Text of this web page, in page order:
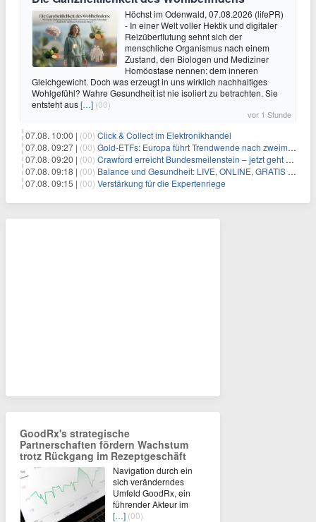
Höchst im Odenwald, 07.08.2026 (lifePR)
- In einer Welt voller Hektik und digitaler
Reizüberflutung sehnt sich der
menschliche Organismus nach einem
Zustand, den Biologen und Mediziner
Homöostase nennen: dem inneren
Gleichgewicht. Doch was erzeugt in uns wirklich nachhaltiges
Wohlgefühl? Wahre Gesundheit ist nie isoliert zu betrachten. Sie
entsteht aus[…] (00)
vor 1 Stunde
07.08. 10:00 | (00) Click & Collect im Elektronikhandel
07.08. 09:27 | (00) Gold-ETFs: Europa führt Trendwende nach zweimonatiger Schwächephase an
07.08. 09:20 | (00) Crawford erreicht Bundesmeilenstein – jetzt geht es in die finale Phase!
07.08. 09:18 | (00) Balance und Gesundheit: LIVE, ONLINE, GRATIS am Mi 19.08.2026 um 19:00 Uhr
07.08. 09:15 | (00) Verstärkung für die Expertenriege
GoodRx's strategische
Partnerschaften fördern Wachstum
trotz Rückgang im Rezeptgeschäft
Navigation durch ein
sich veränderndes
Umfeld GoodRx, ein
führender Akteur im
[…] (00)